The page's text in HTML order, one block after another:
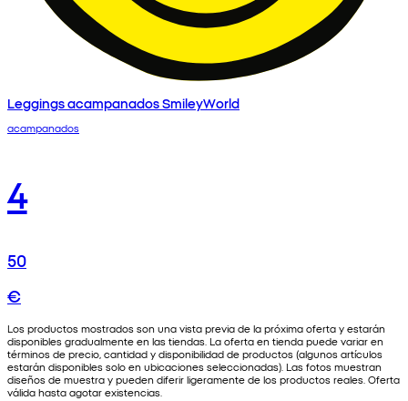
Leggings acampanados SmileyWorld
acampanados
4
50
€
Los productos mostrados son una vista previa de la próxima oferta y estarán
disponibles gradualmente en las tiendas. La oferta en tienda puede variar en
términos de precio, cantidad y disponibilidad de productos (algunos artículos
estarán disponibles solo en ubicaciones seleccionadas). Las fotos muestran
diseños de muestra y pueden diferir ligeramente de los productos reales. Oferta
válida hasta agotar existencias.